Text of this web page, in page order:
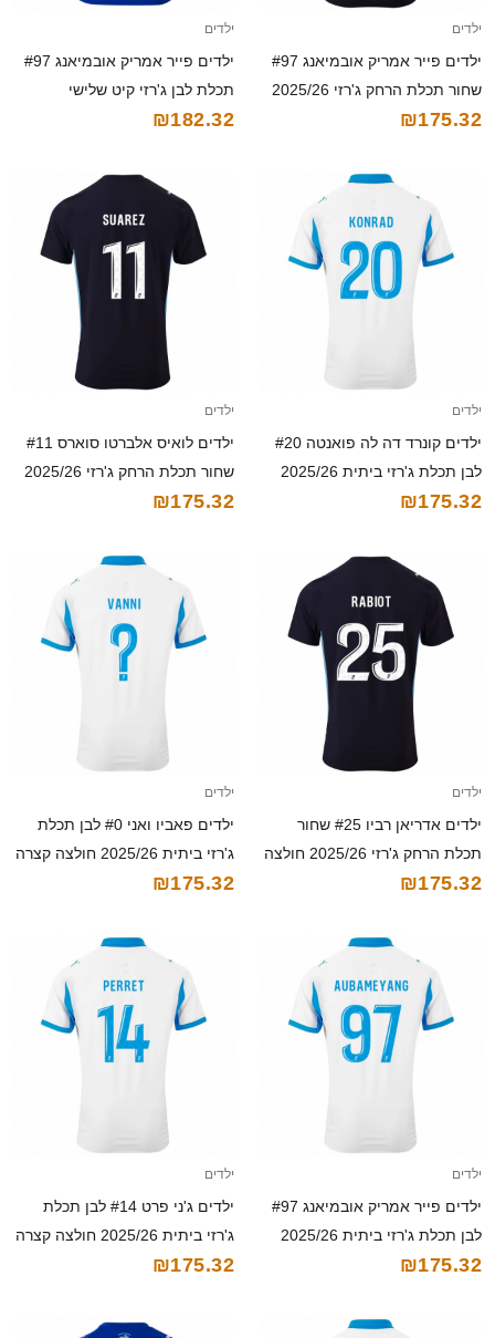
ילדים
ילדים פייר אמריק אובמיאנג #97
שחור תכלת הרחק ג'רזי 2025/26
חולצה קצרה
₪175.32
ילדים
ילדים פייר אמריק אובמיאנג #97
תכלת לבן ג'רזי קיט שלישי
2025/26 חולצה קצרה
₪182.32
ילדים
ילדים קונרד דה לה פואנטה #20
לבן תכלת ג'רזי ביתית 2025/26
חולצה קצרה
₪175.32
ילדים
ילדים לואיס אלברטו סוארס #11
שחור תכלת הרחק ג'רזי 2025/26
חולצה קצרה
₪175.32
ילדים
ילדים אדריאן רביו #25 שחור
תכלת הרחק ג'רזי 2025/26 חולצה
קצרה
₪175.32
ילדים
ילדים פאביו ואני #0 לבן תכלת
ג'רזי ביתית 2025/26 חולצה קצרה
₪175.32
ילדים
ילדים פייר אמריק אובמיאנג #97
לבן תכלת ג'רזי ביתית 2025/26
חולצה קצרה
₪175.32
ילדים
ילדים ג'ני פרט #14 לבן תכלת
ג'רזי ביתית 2025/26 חולצה קצרה
₪175.32